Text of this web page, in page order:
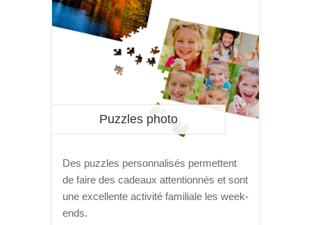
Puzzles photo
Des puzzles personnalisés permettent
de faire des cadeaux attentionnés et sont
une excellente activité familiale les week-
ends.